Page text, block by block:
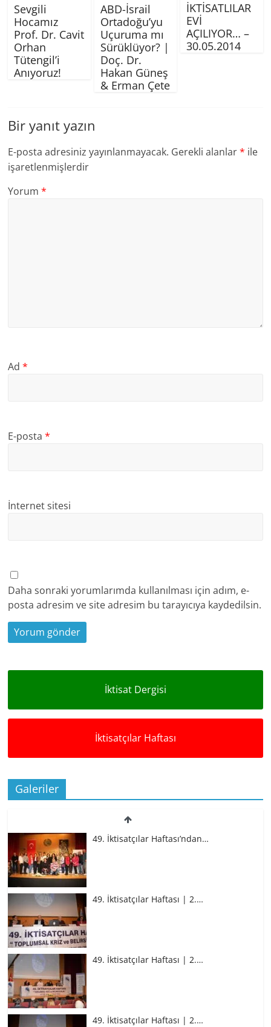
Sevgili
Hocamız
Prof. Dr. Cavit
Orhan
Tütengil’i
Anıyoruz!
ABD-İsrail
Ortadoğu’yu
Uçuruma mı
Sürüklüyor? |
Doç. Dr.
Hakan Güneş
& Erman Çete
İKTİSATLILAR
EVİ
AÇILIYOR… –
30.05.2014
Bir yanıt yazın
E-posta adresiniz yayınlanmayacak. Gerekli alanlar* ile
işaretlenmişlerdir
Yorum*
Ad*
E-posta*
İnternet sitesi
Daha sonraki yorumlarımda kullanılması için adım, e-
posta adresim ve site adresim bu tarayıcıya kaydedilsin.
İktisat Dergisi
İktisatçılar Haftası
Galeriler
49. İktisatçılar Haftası’ndan…
49. İktisatçılar Haftası | 2.…
49. İktisatçılar Haftası | 2.…
49. İktisatçılar Haftası | 2.…